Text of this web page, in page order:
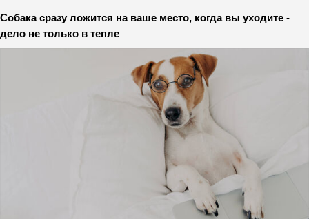
Собака сразу ложится на ваше место, когда вы уходите -
дело не только в тепле